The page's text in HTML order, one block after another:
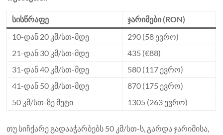
სისწრაფე
ჯარიმები (RON)
10-დან 20 კმ/სთ-მდე
290 (58 ევრო)
21-დან 30 კმ/სთ-მდე
435 (€88)
31-დან 40 კმ/სთ-მდე
580 (117 ევრო)
41-დან 50 კმ/სთ-მდე
870 (175 ევრო)
50 კმ/სთ-ზე მეტი
1305 (263 ევრო)
თუ სიჩქარე გადააჭარბებს 50 კმ/სთ-ს, გარდა ჯარიმისა,